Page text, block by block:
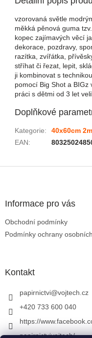
vzorovaná světle
měkká pěnová guma
kopec zajímavých věcí
dekorace, pozdravy,
razítka, zvířátka,
stříhat či řezat, lepit,
ji kombinovat s
pomocí Big Shot a
práci s dětmi od 3 let
Doplňkové
Kategorie:
40x60cm
EAN:
Informace pro vás
Obchodní podmínky
Podmínky ochrany
Kontakt
papirnictvi@vojtech.cz
+420 733 600 040
https://
papirnictvivojtech/